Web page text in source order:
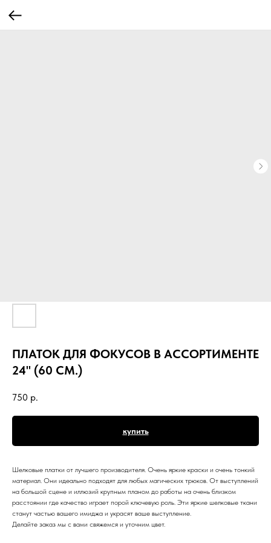
ПЛАТОК ДЛЯ ФОКУСОВ В АССОРТИМЕНТЕ
24" (60 СМ.)
750 р.
купить
Шелковые платки от лучшего производителя. Очень яркие краски и очень тонкий
материал. Они идеально подходят для любых магических трюков. От выступлений
на большой сцене и иллюзий крупным планом до работы на очень близком
расстоянии где качество играет порой ключевую роль. Эти яркие шелковые ткани
станут частью вашего имиджа и украсят ваше выступление.
Делайте заказ мы с вами свяжемся и уточним цвет.